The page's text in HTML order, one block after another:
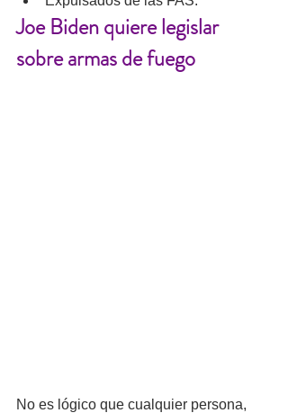
Joe Biden quiere legislar
sobre armas de fuego
No es lógico que cualquier persona,